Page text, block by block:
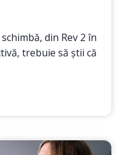
din Rev 2 în
trebuie să știi că